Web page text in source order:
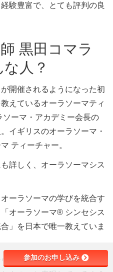
験豊富で、とても評判の良
黒田コマラ
人？
開催されるようになった初
えているオーラソーマティ
ーマ・アカデミー会長の
イギリスのオーラソーマ・
ティーチャー。
詳しく、オーラソーマシス
ーラソーマの学びを統合す
オーラソーマ® シンセシス
」を日本で唯一教えていま
ィッキー女史が「古代の叡
参加のお申し込み